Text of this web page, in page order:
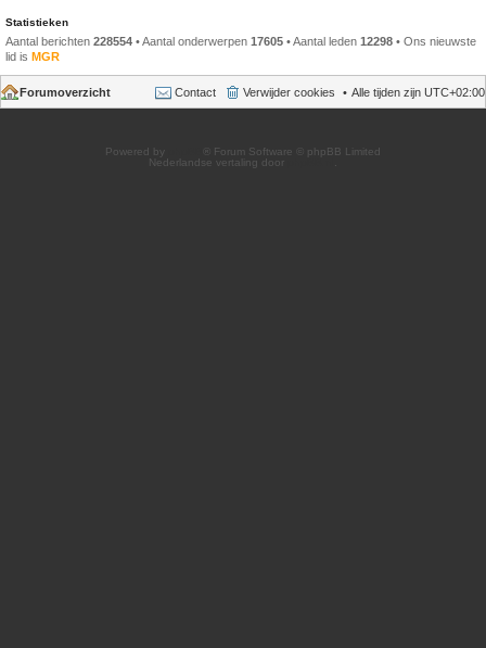
Statistieken
Aantal berichten 228554 • Aantal onderwerpen 17605 • Aantal leden 12298 • Ons nieuwste
lid is MGR
Forumoverzicht Alle tijden zijn UTC+02:00
Verwijder cookies
Contact
Powered by
® Forum Software © phpBB Limited
Nederlandse vertaling door